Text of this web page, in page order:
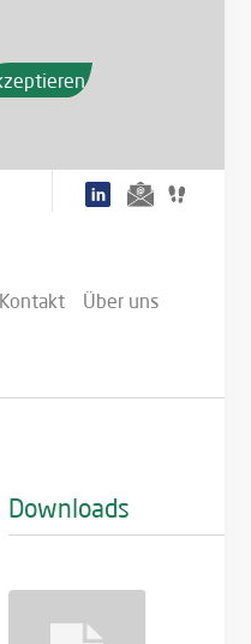
Kontakt Über uns
Downloads